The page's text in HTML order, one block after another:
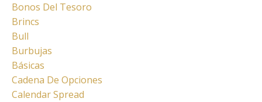
Bonos Del Tesoro
Brincs
Bull
Burbujas
Básicas
Cadena De Opciones
Calendar Spread